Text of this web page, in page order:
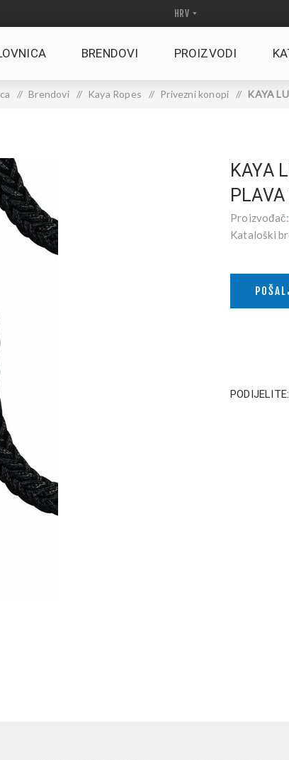
BRENDOVI PROIZVODI
/ Brendovi / Kaya Ropes / Privezni konopi / KAYA
KAYA
Proizvođač:
Kataloški
PODIJELITE: